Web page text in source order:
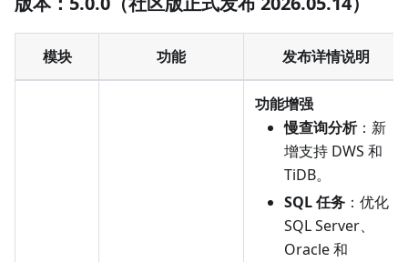
模块 功能 发布详情说明
功能增强
慢查询分析：新
增支持 DWS 和
TiDB。
SQL 任务 ：优化
SQL Server、
Oracle 和